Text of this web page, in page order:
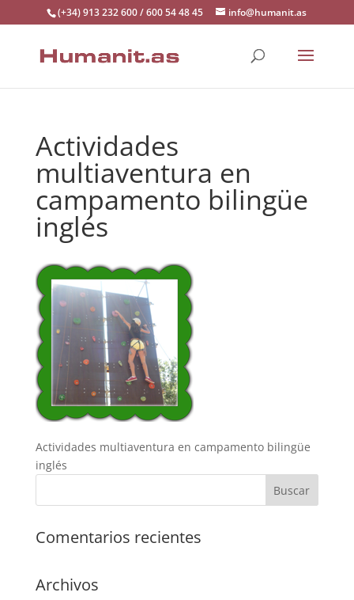
(+34) 913 232 600 / 600 54 48 45 info@humanit.as
Actividades
multiaventura en
campamento bilingüe
inglés
Actividades multiaventura en campamento bilingüe
inglés
Comentarios recientes
Archivos